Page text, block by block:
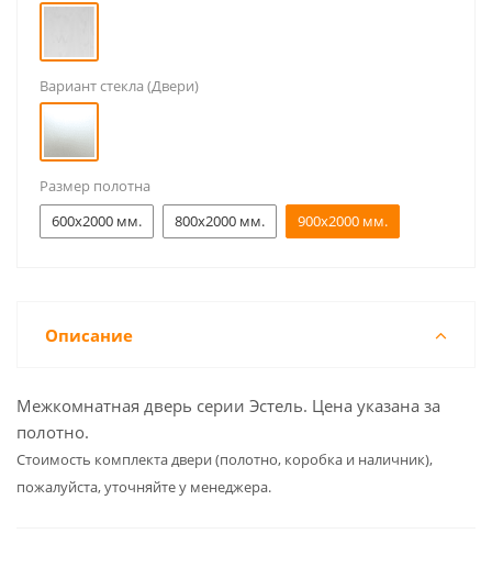
Вариант стекла (Двери)
Размер полотна
600x2000 мм.
800x2000 мм. 900x2000 мм.
Описание
Межкомнатная дверь серии Эстель. Цена указана за
полотно.
Cтоимость комплекта двери (полотно, коробка и наличник),
пожалуйста, уточняйте у менеджера.